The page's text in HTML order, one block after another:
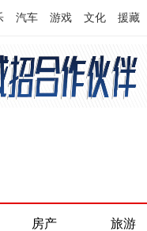
汽车 游戏 文化 援藏
房产 旅游